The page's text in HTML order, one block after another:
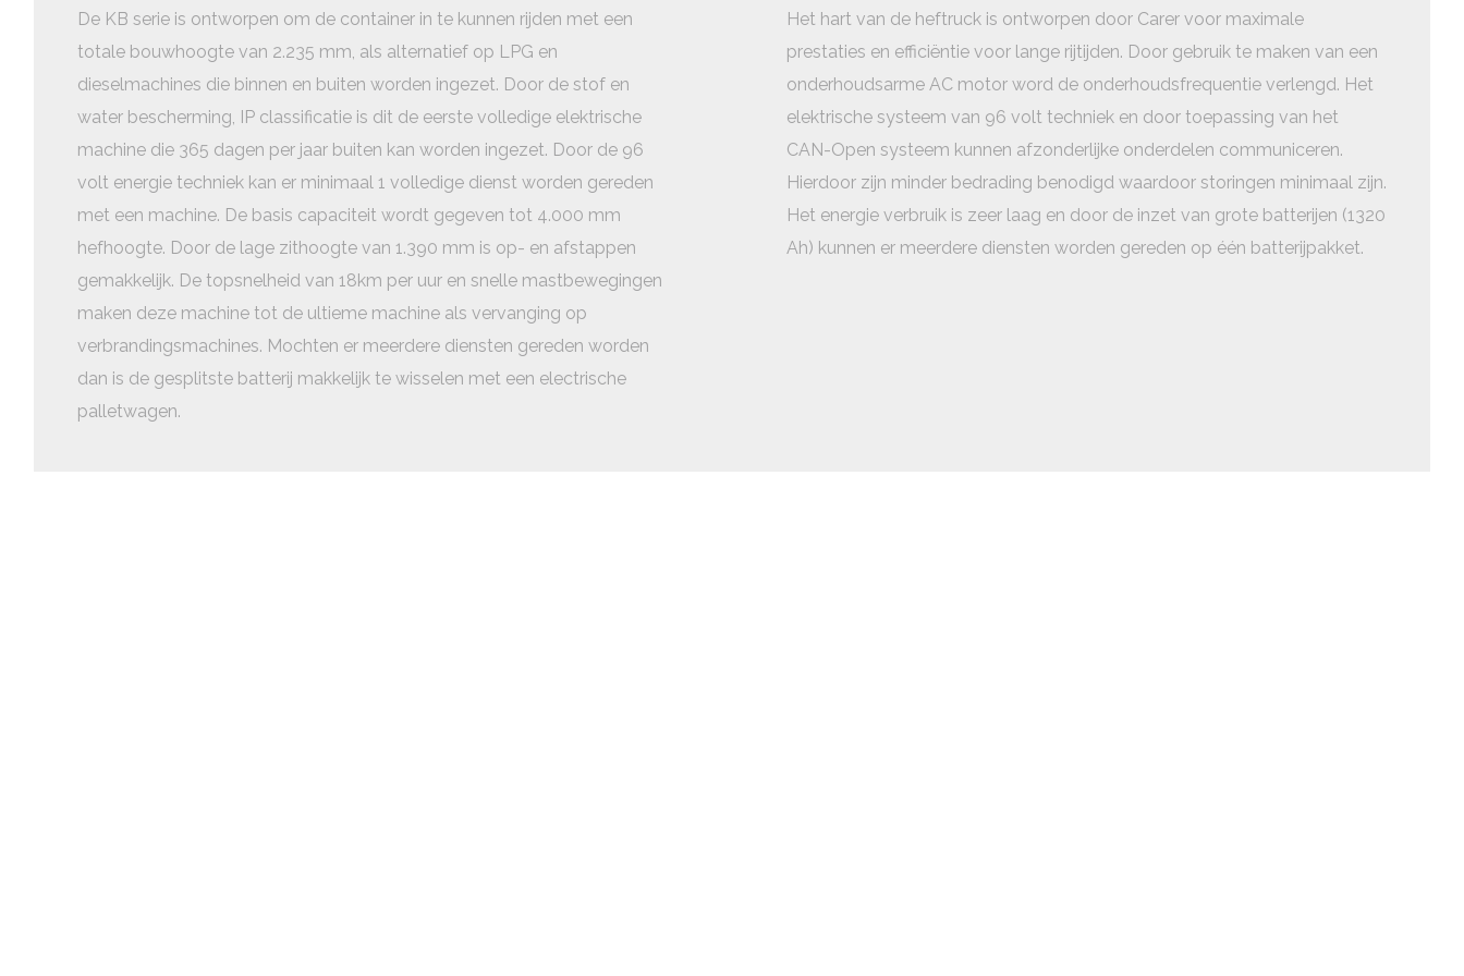
De KB serie is ontworpen om de container in te kunnen rijden met een
totale bouwhoogte van 2.235 mm, als alternatief op LPG en
dieselmachines die binnen en buiten worden ingezet. Door de stof en
water bescherming, IP classificatie is dit de eerste volledige elektrische
machine die 365 dagen per jaar buiten kan worden ingezet. Door de 96
volt energie techniek kan er minimaal 1 volledige dienst worden gereden
met een machine. De basis capaciteit wordt gegeven tot 4.000 mm
hefhoogte. Door de lage zithoogte van 1.390 mm is op- en afstappen
gemakkelijk. De topsnelheid van 18km per uur en snelle mastbewegingen
maken deze machine tot de ultieme machine als vervanging op
verbrandingsmachines. Mochten er meerdere diensten gereden worden
dan is de gesplitste batterij makkelijk te wisselen met een electrische
palletwagen.
Het hart van de heftruck is ontworpen door Carer voor maximale
prestaties en efficiëntie voor lange rijtijden. Door gebruik te maken van een
onderhoudsarme AC motor word de onderhoudsfrequentie verlengd. Het
elektrische systeem van 96 volt techniek en door toepassing van het
CAN-Open systeem kunnen afzonderlijke onderdelen communiceren.
Hierdoor zijn minder bedrading benodigd waardoor storingen minimaal zijn.
Het energie verbruik is zeer laag en door de inzet van grote batterijen (1320
Ah) kunnen er meerdere diensten worden gereden op één batterijpakket.